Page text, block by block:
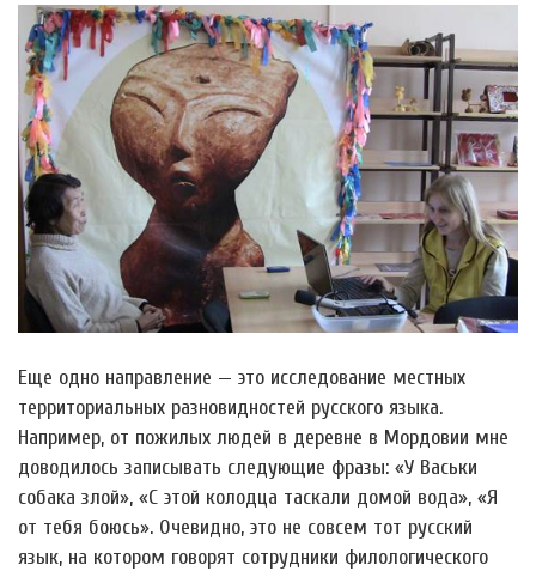
Еще одно направление — это исследование местных
территориальных разновидностей русского языка.
Например, от пожилых людей в деревне в Мордовии мне
доводилось записывать следующие фразы: «У Васьки
собака злой», «С этой колодца таскали домой вода», «Я
от тебя боюсь». Очевидно, это не совсем тот русский
язык, на котором говорят сотрудники филологического